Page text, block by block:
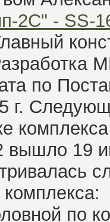
2С" - SS-
по
г.
19
по